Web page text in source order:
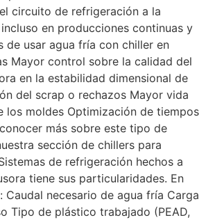
circuito de refrigeración a la
en producciones continuas y
de usar agua fría con chiller en
Mayor control sobre la calidad del
en la estabilidad dimensional de
del scrap o rechazos Mayor vida
los moldes Optimización de tiempos
más sobre este tipo de
sección de chillers para
de refrigeración hechos a
tiene sus particularidades. En
Caudal necesario de agua fría Carga
Tipo de plástico trabajado (PEAD,